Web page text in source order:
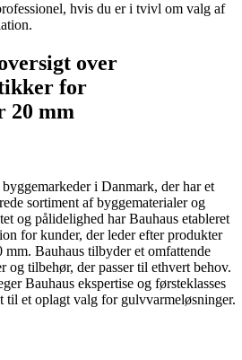
hvis du er i tvivl om valg af
over
for
20 mm
i Danmark, der har et
sortiment af byggematerialer og
og pålidelighed har Bauhaus etableret
for kunder, der leder efter produkter
mm. Bauhaus tilbyder et omfattende
og tilbehør, der passer til ethvert behov.
Bauhaus ekspertise og førsteklasses
til et oplagt valg for gulvvarmeløsninger.